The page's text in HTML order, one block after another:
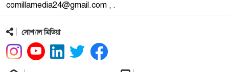
দাউদকান্দিতে পরিবারের পাঁচ জনকে কুপিয়ে আহত
11
ফুলেল শুভেচ্ছায় আবুল হাশেম চেয়ারম্যানকে বরণ করল
12
comillamedia24@gmail.com , .
সোশ্যাল মিডিয়া